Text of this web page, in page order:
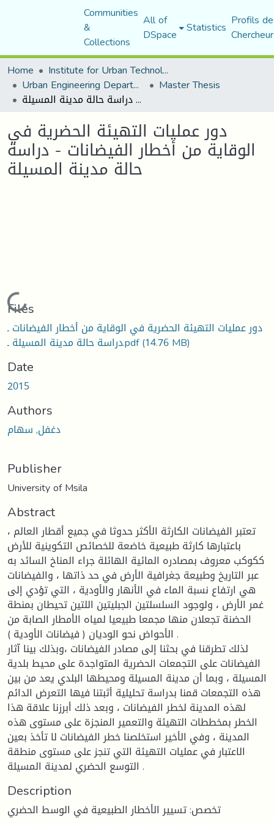
Communities
&
Collections
All of
DSpace Statistics Profils
Home
Institute for Urban Technology Management
Urban Engineering Department Master Thesis
دور عمليات التهيئة الحضرية في الوقاية من أخطار الفيضانات - دراسة حالة مدينة المسيلة
دور عمليات التهيئة الحضرية في
الوقاية من أخطار الفيضانات - دراسة
حالة مدينة المسيلة
Loading...
Files
دور عمليات التهيئة الحضرية في الوقاية من أخطار الفيضانات ـ
دراسة حالة مدينة المسيلة ـ.pdf(14.76 MB)
Date
2015
Authors
دغفل, سهام
Publisher
University of Msila
Abstract
تعتبر الفيضانات الكارثة الأكثر حدوثا في جميع أقطار العالم ،
باعتبارها كارثة طبيعية خاضعة للخصائص التكوينية للأرض
ككوكب معروف بمصادره المائية الهائلة جراء المناخ السائد به
عبر التاريخ وطبيعة جغرافية الأرض في حد ذاتها ، والفيضانات
هي ارتفاع نسبة الماء في الأنهار والأودية ، التي تؤدي إلى
غمر الأرض ، ولوجود السلسلتين الجبليتين اللتين تحيطان بمنطة
الحضنة تجعلان منها مجمعا طبيعيا لمياه الأمطار الصابة من
الأحواض نحو الوديان ( فيضانات الأودية ) .
لذلك تطرقنا في بحثنا إلى مصادر الفيضانات ،وبذلك بينا آثار
الفيضانات على التجمعات الحضرية المتواجدة على محيط بلدية
المسيلة ، وبما أن مدينة المسيلة ومحيطها البلدي يعد من بين
هذه التجمعات قمنا بدراسة تحليلية أثبتنا فيها التعرض الدائم
لهذه المدينة لخطر الفيضانات ، وبعد ذلك أبرزنا علاقة هذا
الخطر بمخططات التهيئة والتعمير المنجزة على مستوى هذه
المدينة ، وفي الأخير استخلصنا خطر الفيضانات لا تأخذ بعين
الاعتبار في عمليات التهيئة التي تنجز على مستوى منطقة
التوسع الحضري لمدينة المسيلة .
Description
تخصص: تسيير الأخطار الطبيعية في الوسط الحضري